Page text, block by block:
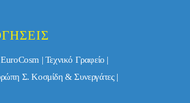
EuroCosm | Τεχνικό Γραφείο |
Σ. Κοσμίδη & Συνεργάτες |